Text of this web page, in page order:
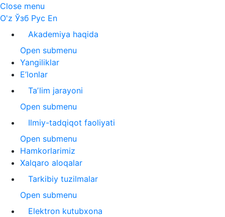
Close menu
O'z Ўзб Рус En
Akademiya haqida
Open submenu
Yangiliklar
E’lonlar
Taʼlim jarayoni
Open submenu
Ilmiy-tadqiqot faoliyati
Open submenu
Hamkorlarimiz
Xalqaro aloqalar
Tarkibiy tuzilmalar
Open submenu
Elektron kutubxona